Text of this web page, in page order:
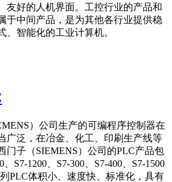
友好的人机界面。工控行业的产品和
于中间产品，是为其他各行业提供稳
、智能化的工业计算机。
）公司生产的可编程序控制器在
广泛，在冶金、化工、印刷生产线等
门子（SIEMENS）公司的PLC产品包
S7-1200、S7-300、S7-400、S7-1500
PLC体积小、速度快、标准化，具有